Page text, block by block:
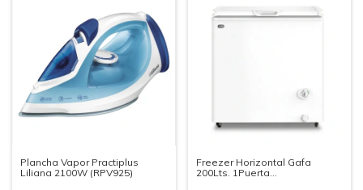
Plancha Vapor Practiplus
Liliana 2100W (RPV925)
Freezer Horizontal Gafa
200Lts. 1Puerta